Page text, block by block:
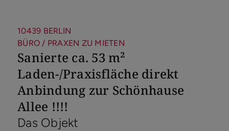
10439 BERLIN
BÜRO / PRAXEN ZU MIETEN
Sanierte ca. 53 m²
Laden-/Praxisfläche direkt
Anbindung zur Schönhause
Allee !!!!
Das Objekt